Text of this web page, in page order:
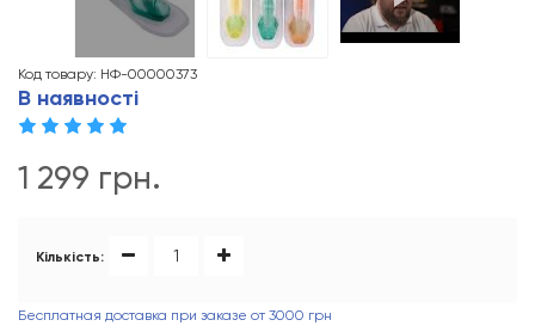
Код товару: НФ-00000373
В наявності
1 299 грн.
Кількість:
Бесплатная доставка при заказе от 3000 грн